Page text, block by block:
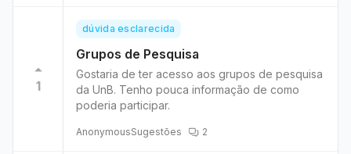
1
dúvida esclarecida
Grupos de Pesquisa
Gostaria de ter acesso aos grupos de pesquisa
da UnB. Tenho pouca informação de como
poderia participar.
AnonymousSugestões 2